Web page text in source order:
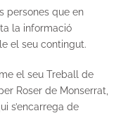
persones que en
la informació
el seu contingut.
el seu Treball de
Roser de Monserrat,
s’encarrega de